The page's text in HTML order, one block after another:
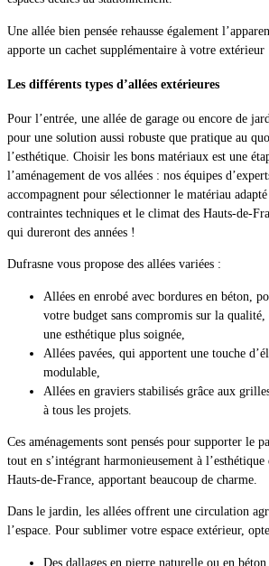
Une allée bien pensée rehausse également
apporte un cachet supplémentaire à votre extérieur
Les différents types d’allées extérieures
Pour l’entrée, une allée de garage ou encore de
pour une solution aussi robuste que pratique au
l’esthétique. Choisir les bons matériaux est une
l’aménagement de vos allées : nos équipes
accompagnent pour sélectionner le matériau
contraintes techniques et le climat des Hauts-de-
qui dureront des années !
Dufrasne vous propose des allées variées :
Allées en enrobé avec bordures en béton,
votre budget sans compromis sur la qualité,
une esthétique plus soignée,
Allées pavées, qui apportent une touche
modulable,
Allées en graviers stabilisés grâce aux
à tous les projets.
Ces aménagements sont pensés pour supporter le
tout en s’intégrant harmonieusement à
Hauts-de-France, apportant beaucoup de charme.
Dans le jardin, les allées offrent une circulation
l’espace. Pour sublimer votre espace extérieur,
Des dallages en pierre naturelle ou en